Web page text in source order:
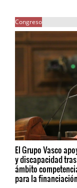
Congreso
El Grupo Vasco
y discapacidad
ámbito
para la financiación